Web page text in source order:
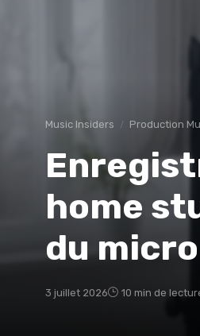
Music Insiders Production
home
du
3 juillet 2026 10 min de